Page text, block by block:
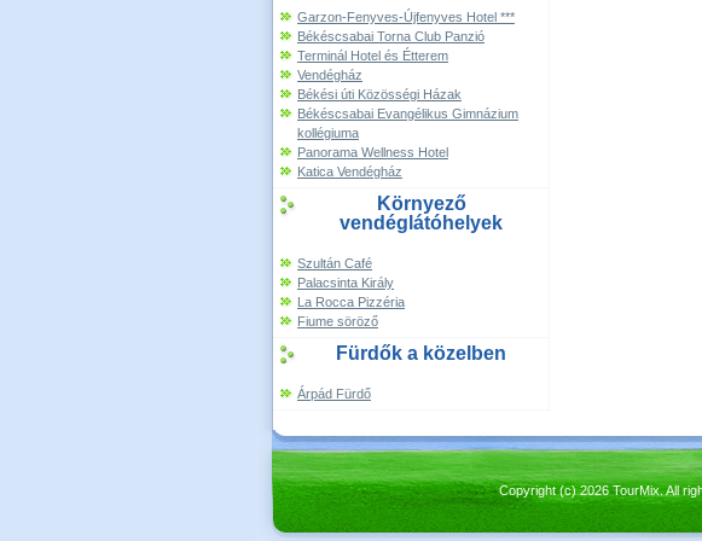
Garzon-Fenyves-Újfenyves Hotel ***
Békéscsabai Torna Club Panzió
Terminál Hotel és Étterem
Vendégház
Békési úti Közösségi Házak
Békéscsabai Evangélikus Gimnázium
kollégiuma
Panorama Wellness Hotel
Katica Vendégház
Környező
vendéglátóhelyek
Szultán Café
Palacsinta Király
La Rocca Pizzéria
Fiume söröző
Fürdők a közelben
Árpád Fürdő
Copyright (c) 2026 TourMix.